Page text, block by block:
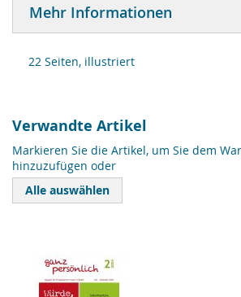
Mehr Informationen
22 Seiten, illustriert
Verwandte Artikel
Markieren Sie die Artikel, um Sie dem
hinzuzufügen oder
Alle auswählen